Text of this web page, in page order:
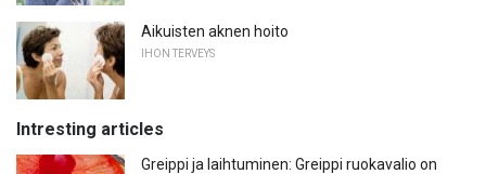
Aikuisten aknen hoito
IHON TERVEYS
Intresting articles
Greippi ja laihtuminen: Greippi ruokavalio on